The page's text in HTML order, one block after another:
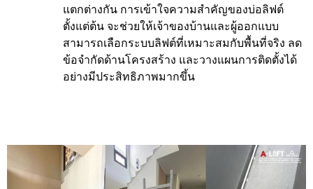
แตกต่างกัน การเข้าใจความสำคัญของบ่อลิฟต์
ตั้งแต่ต้น จะช่วยให้เจ้าของบ้านและผู้ออกแบบ
สามารถเลือกระบบลิฟต์ที่เหมาะสมกับพื้นที่จริง ลด
ข้อจำกัดด้านโครงสร้าง และวางแผนการติดตั้งได้
อย่างมีประสิทธิภาพมากขึ้น